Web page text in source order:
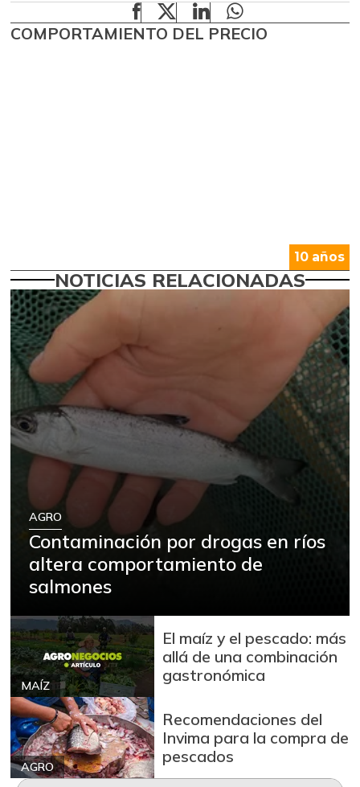
COMPORTAMIENTO DEL PRECIO
10 años
NOTICIAS RELACIONADAS
AGRO
Contaminación por drogas en ríos
altera comportamiento de
salmones
MAÍZ
El maíz y el pescado: más
allá de una combinación
gastronómica
AGRO
Recomendaciones del
Invima para la compra de
pescados